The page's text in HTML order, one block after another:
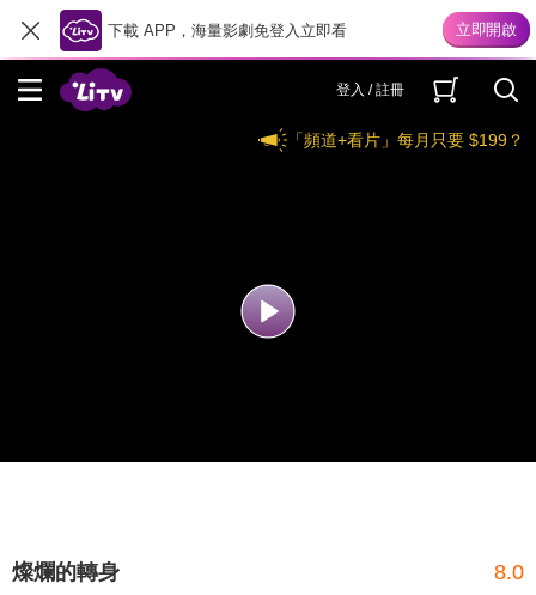
下載 APP，海量影劇免登入立即看
登入 / 註冊
「頻道+看片」每月只要 $199？
燦爛的轉身 8.0